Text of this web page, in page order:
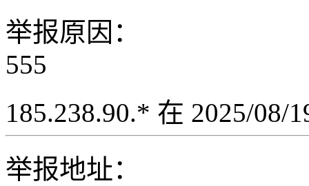
举报原因：
555
185.238.90.* 在 2025/08/
举报地址：